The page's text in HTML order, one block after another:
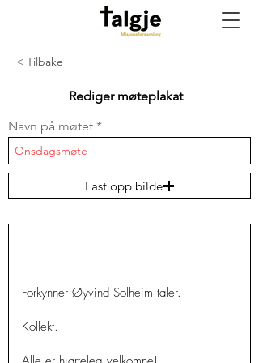
< Tilbake
Navn på møtet
Last opp bilde
Rediger møteplakat